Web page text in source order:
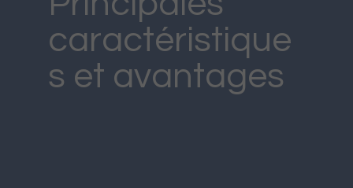
caractéristique
s et avantages